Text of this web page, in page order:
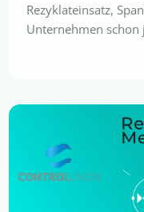
Rezyklateinsatz,
Unternehmen schon
Konformität,
regulatorische
– wie unabhängige
Ihren Einsatz